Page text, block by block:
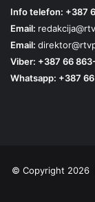
Info telefon: +387
Email:
Email:
Viber: +387 66
Whatsapp: +387
© Copyright 2026